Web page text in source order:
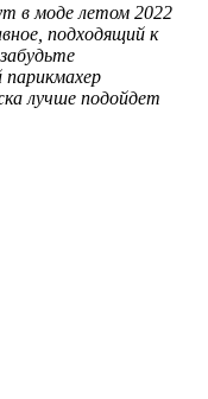
в моде летом 2022
подходящий к
лучше подойдет